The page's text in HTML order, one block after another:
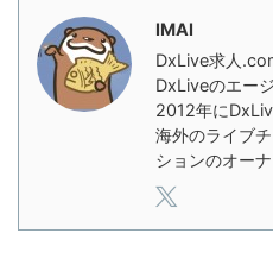
IMAI
DxLive求人
DxLiveのエー
2012年に
海外のライブ
ションのオー